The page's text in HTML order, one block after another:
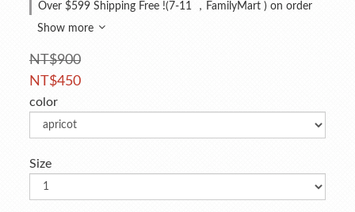
Over $599 Shipping Free !(7-11 ，FamilyMart ) on order
Show more
NT$900
NT$450
color
Size